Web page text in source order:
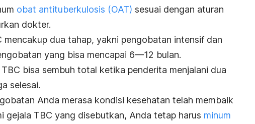
obat antituberkulosis (OAT) sesuai dengan aturan
dokter.
mencakup dua tahap, yakni pengobatan intensif dan
yang bisa mencapai 6—12 bulan.
bisa sembuh total ketika penderita menjalani dua
selesai.
Anda merasa kondisi kesehatan telah membaik
gejala TBC yang disebutkan, Anda tetap harus minum